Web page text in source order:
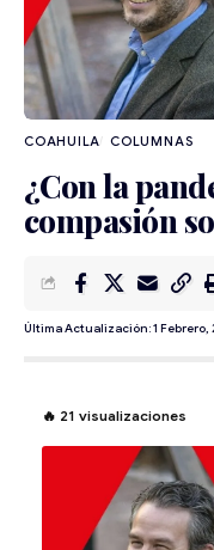
COAHUILA
¿Con la
compasión
Última Actualización: 1 Febrero,
🔥 21 visualizaciones